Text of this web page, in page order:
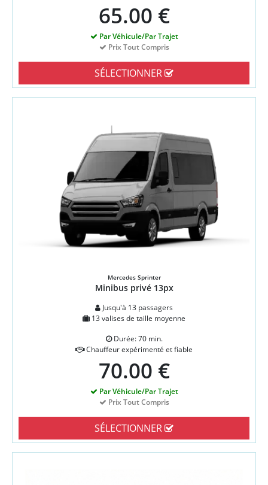
65.00 €
Par Véhicule/Par Trajet
Prix Tout Compris
SÉLECTIONNER
Mercedes Sprinter
Minibus privé 13px
Jusqu'à 13 passagers
13 valises de taille moyenne
Durée: 70 min.
Chauffeur expérimenté et fiable
70.00 €
Par Véhicule/Par Trajet
Prix Tout Compris
SÉLECTIONNER